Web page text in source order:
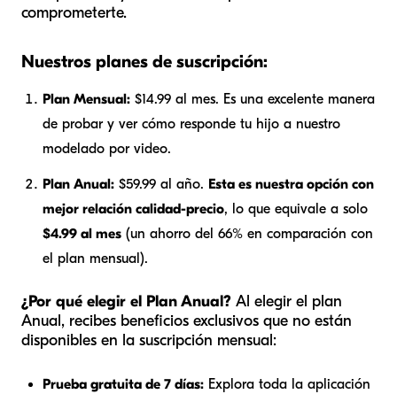
comprometerte.
Nuestros planes de suscripción:
Plan Mensual: $14.99 al mes. Es una excelente manera
de probar y ver cómo responde tu hijo a nuestro
modelado por video.
Plan Anual: $59.99 al año. Esta es nuestra opción con
mejor relación calidad-precio, lo que equivale a solo
$4.99 al mes (un ahorro del 66% en comparación con
el plan mensual).
¿Por qué elegir el Plan Anual? Al elegir el plan
Anual, recibes beneficios exclusivos que no están
disponibles en la suscripción mensual:
Prueba gratuita de 7 días: Explora toda la aplicación